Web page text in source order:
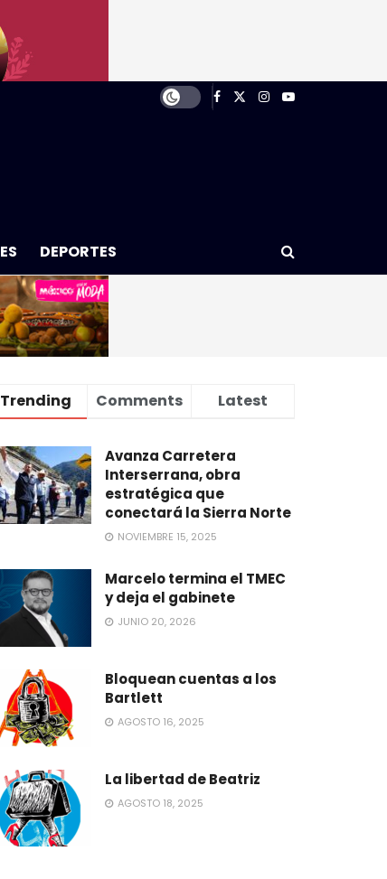
DEPORTES
Trending Comments Latest
Avanza Carretera
Interserrana, obra
estratégica que
conectará la Sierra Norte
NOVIEMBRE 15, 2025
Marcelo termina el TMEC
y deja el gabinete
JUNIO 20, 2026
Bloquean cuentas a los
Bartlett
AGOSTO 16, 2025
La libertad de Beatriz
AGOSTO 18, 2025